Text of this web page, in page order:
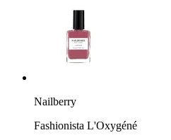
Nailberry
Fashionista L'Oxygéné